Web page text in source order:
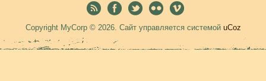
Copyright MyCorp © 2026. Сайт управляется системой uCoz